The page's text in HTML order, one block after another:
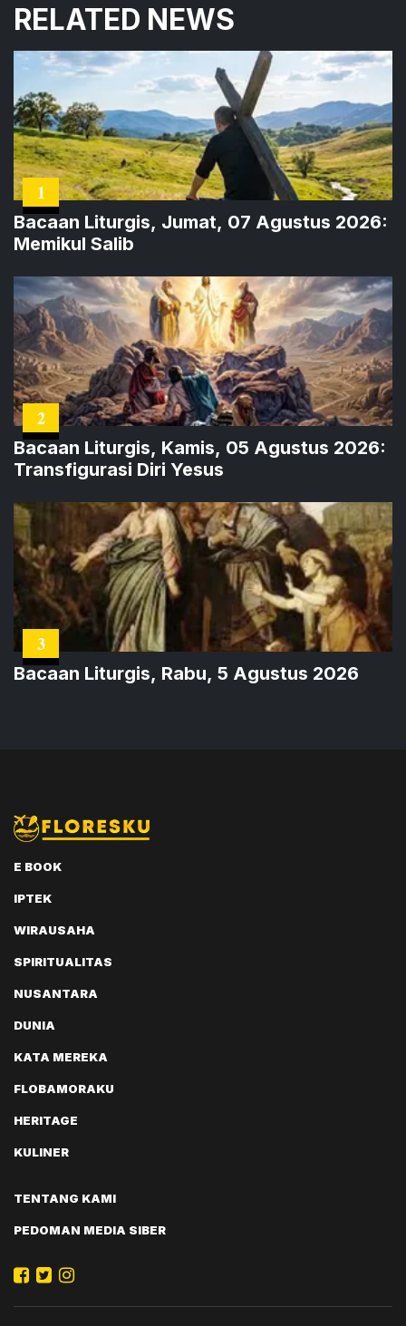
RELATED NEWS
1
Bacaan Liturgis, Jumat, 07 Agustus 2026:
Memikul Salib
2
Bacaan Liturgis, Kamis, 05 Agustus 2026:
Transfigurasi Diri Yesus
3
Bacaan Liturgis, Rabu, 5 Agustus 2026
E BOOK
IPTEK
WIRAUSAHA
SPIRITUALITAS
NUSANTARA
DUNIA
KATA MEREKA
FLOBAMORAKU
HERITAGE
KULINER
TENTANG KAMI
PEDOMAN MEDIA SIBER